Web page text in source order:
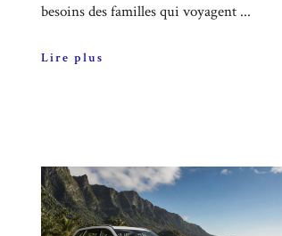
besoins des familles qui voyagent ...
Lire plus